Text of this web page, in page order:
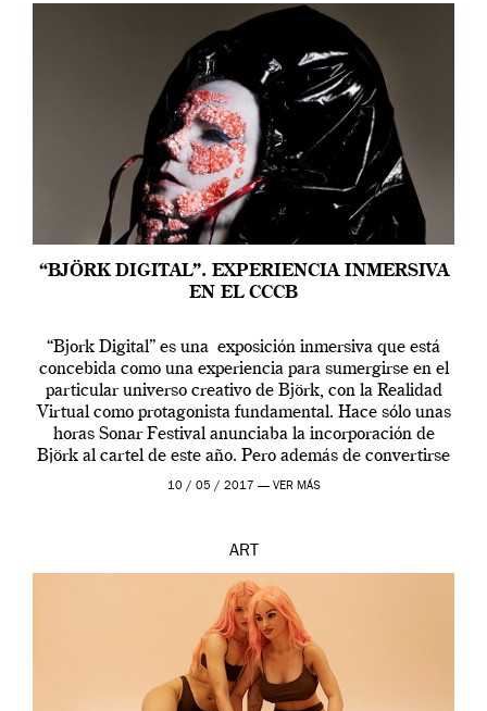
“BJÖRK DIGITAL”. EXPERIENCIA INMERSIVA
EN EL CCCB
“Bjork Digital” es una exposición inmersiva que está
concebida como una experiencia para sumergirse en el
particular universo creativo de Björk, con la Realidad
Virtual como protagonista fundamental. Hace sólo unas
horas Sonar Festival anunciaba la incorporación de
Björk al cartel de este año. Pero además de convertirse
en una de las actuaciones más relevantes […]
10 / 05 / 2017 — VER MÁS
ART